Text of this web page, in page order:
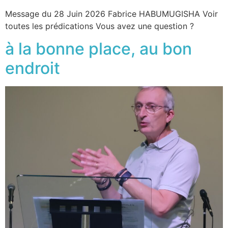
Message du 28 Juin 2026 Fabrice HABUMUGISHA Voir
toutes les prédications Vous avez une question ?
à la bonne place, au bon
endroit